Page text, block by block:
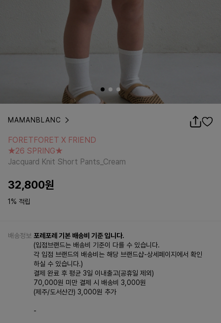
MAMANBLANC
★26 SPRING★
Jacquard Knit Short Pants_Cream
FORETFORET X FRIEND
★26 SPRING★
Jacquard Knit Short Pants_Cream
32,800원
1% 적립
배송정보 포레포레 기본 배송비 기준 입니다.
(입점브랜드는 배송비 기준이 다를 수 있습니다.
각 입점 브랜드의 배송비는 해당 브랜드샵-상세페이지에서 확인
하실 수 있습니다.)
결제 완료 후 평균 3일 이내출고(공휴일 제외)
70,000원 미만 결제 시 배송비 3,000원
(제주/도서산간) 3,000원 추가
-